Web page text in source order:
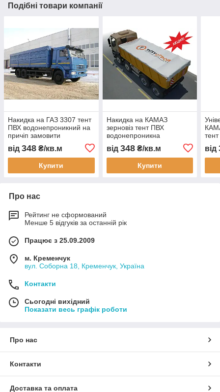
Подібні товари компанії
Накидка на ГАЗ 3307 тент
ПВХ водонепроникний на
причіп замовити
доставка по Україні
гарантія довговічність
від 348 ₴/кв.м
Купити
Накидка на КАМАЗ
зерновіз тент ПВХ
водонепроникна
індивідуальні розміри
гарантія довговічність
доставка по Україні
від 348₴/кв.м
Купити
від
Про нас
Рейтинг не сформований
Менше 5 відгуків за останній рік
Працює з 25.09.2009
м. Кременчук
вул. Соборна 18, Кременчук, Україна
Контакти
Сьогодні вихідний
Показати весь графік роботи
Про нас
Контакти
Доставка та оплата